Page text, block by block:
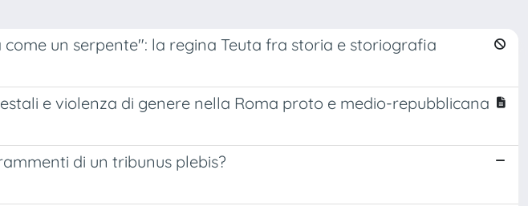
un serpente": la regina Teuta fra storia e storiografia
e violenza di genere nella Roma proto e medio-repubblicana
di un tribunus plebis?